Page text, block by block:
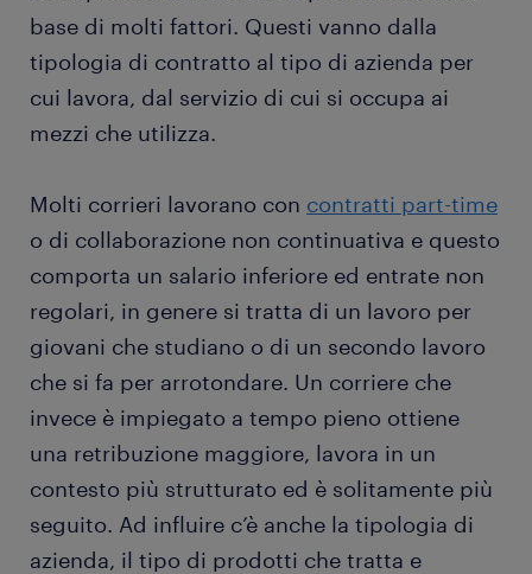
base di molti fattori. Questi vanno dalla
tipologia di contratto al tipo di azienda per
cui lavora, dal servizio di cui si occupa ai
mezzi che utilizza.
Molti corrieri lavorano con contratti part-time
o di collaborazione non continuativa e questo
comporta un salario inferiore ed entrate non
regolari, in genere si tratta di un lavoro per
giovani che studiano o di un secondo lavoro
che si fa per arrotondare. Un corriere che
invece è impiegato a tempo pieno ottiene
una retribuzione maggiore, lavora in un
contesto più strutturato ed è solitamente più
seguito. Ad influire c’è anche la tipologia di
azienda, il tipo di prodotti che tratta e